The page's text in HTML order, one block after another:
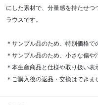
にした素材で、分量感を持たせ
ラウスです。
＊サンプル品のため、特別価格で
＊サンプル品のため、小さな傷や
＊本生産商品と仕様や取り扱い表
＊ご購入後の返品・交換はできま